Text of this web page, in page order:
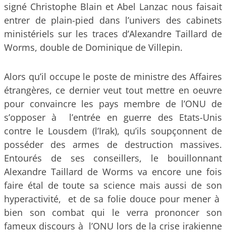
signé Christophe Blain et Abel Lanzac nous faisait
entrer de plain-pied dans l’univers des cabinets
ministériels sur les traces d’Alexandre Taillard de
Worms, double de Dominique de Villepin.
Alors qu’il occupe le poste de ministre des Affaires
étrangères, ce dernier veut tout mettre en oeuvre
pour convaincre les pays membre de l’ONU de
s’opposer à l’entrée en guerre des Etats-Unis
contre le Lousdem (l’Irak), qu’ils soupçonnent de
posséder des armes de destruction massives.
Entourés de ses conseillers, le bouillonnant
Alexandre Taillard de Worms va encore une fois
faire étal de toute sa science mais aussi de son
hyperactivité, et de sa folie douce pour mener à
bien son combat qui le verra prononcer son
fameux discours à l’ONU lors de la crise irakienne